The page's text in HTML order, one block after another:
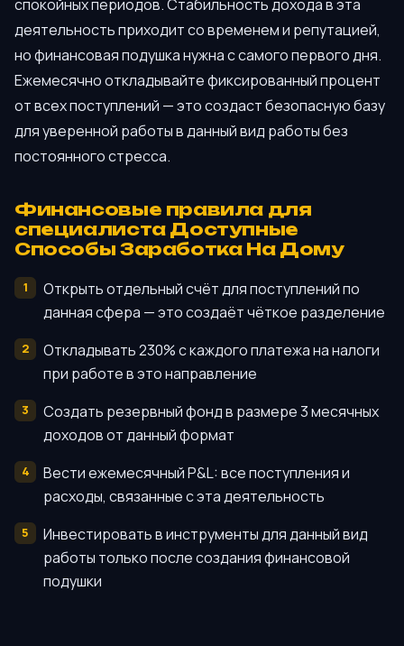
спокойных периодов. Стабильность дохода в эта
деятельность приходит со временем и репутацией,
но финансовая подушка нужна с самого первого дня.
Ежемесячно откладывайте фиксированный процент
от всех поступлений — это создаст безопасную базу
для уверенной работы в данный вид работы без
постоянного стресса.
Финансовые правила для
специалиста Доступные
Способы Заработка На Дому
Открыть отдельный счёт для поступлений по
данная сфера — это создаёт чёткое разделение
Откладывать 230% с каждого платежа на налоги
при работе в это направление
Создать резервный фонд в размере 3 месячных
доходов от данный формат
Вести ежемесячный P&L: все поступления и
расходы, связанные с эта деятельность
Инвестировать в инструменты для данный вид
работы только после создания финансовой
подушки